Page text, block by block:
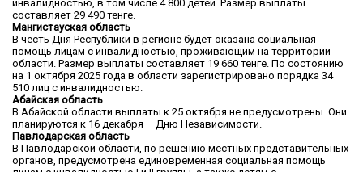
инвалидностью, в том числе 4 800 детей. Размер выплаты
составляет 29 490 тенге.
Мангистауская область
В честь Дня Республики в регионе будет оказана социальная
помощь лицам с инвалидностью, проживающим на территории
области. Размер выплаты составляет 19 660 тенге. По состоянию
на 1 октября 2025 года в области зарегистрировано порядка 34
510 лиц с инвалидностью.
Абайская область
В Абайской области выплаты к 25 октября не предусмотрены. Они
планируются к 16 декабря – Дню Независимости.
Павлодарская область
В Павлодарской области, по решению местных представительных
органов, предусмотрена единовременная социальная помощь